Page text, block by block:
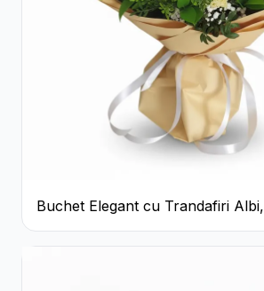
Buchet Elegant cu Trandafiri Albi,
Hortensie și Crizanteme Crem